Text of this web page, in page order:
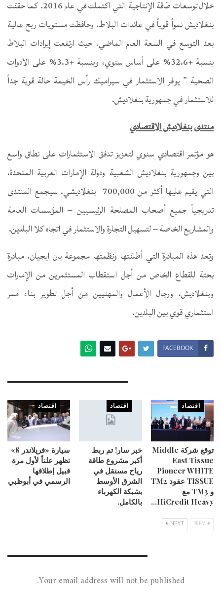
خلال توسعات طاقة الإنتاجية التي اكتملت في عام 2016. كما حققت
بنغلاديش نمواً قوياً في عائدات البلاط، وحافظت مستويات ربح عالية
بعد التوسع في السعة العام الماضي، حيث ارتفعت إيرادات البلاط
بنسبة +32.6% على أساس سنوي، وبنسبة +3.3% على الأدوات
الصحية ” يوفر الاستثمار في سيراميك رأس الخيمة حالة قوية جداً
للاستثمار في جمهورية بنغلاديش.
منتدى بنغلاديش الاقتصادي
هو مؤتمر اقتصادي سنوي لتعزيز تدفق الاستثمارات على نطاق واسع
بين وجمهورية بنغلاديش الشعبية ودولة الإمارات العربية المتحدة،
التي يقيم عليها أكثر من 700,000 بنغلاديشي. سيجمع المنتدى
تدريجياً جميع أصحاب المصلحة الرئيسيين – المؤسسات العامة
والمشاريع الخاصة – لتسهيل التجارة والاستثمار في اتجاه كلا البلدين.
وتعد هذه المبادرة التي أطلقتها ونظمتها مجموعة بان ايجيان، مبادرة
بحتة للقطاع الخاص من أجل استقطاب المستثمرين من الإمارات
وبنغلاديش، ورجال الأعمال والمهنيين من أجل تطوير بناء ممر
استثماري قوي بين البلدين.
FACEBOOK
اقتصاد
توقع شركة Middle
East Tissue
Pioneer WHITE
TISSUE عقود TM2
و TM3 مع
HiCredit Heavy…
اقتصاد
خبر سار! تم ربط
أكبر مشروع طاقة
رياح مستقل في
الشرق الأوسط
بشبكة الكهرباء
بالكامل.
اقتصاد
سيارة «فريلاندر 8»
تظهر علناً لأول مرة
قبيل إطلاقها
الرسمي في أبوظبي
NEXT
Your email address will not be published.